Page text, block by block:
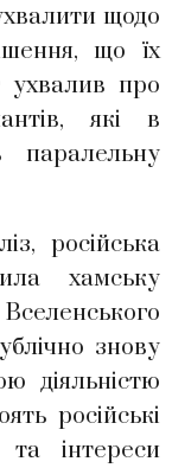
щодо
що їх
ухвалив про
які в
паралельну
російська
хамську
знову
діяльністю
російські
інтереси